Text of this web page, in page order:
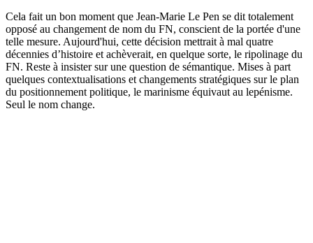
Cela fait un bon moment que Jean-Marie Le Pen se dit totalement
opposé au changement de nom du FN, conscient de la portée d'une
telle mesure. Aujourd'hui, cette décision mettrait à mal quatre
décennies d’histoire et achèverait, en quelque sorte, le ripolinage du
FN. Reste à insister sur une question de sémantique. Mises à part
quelques contextualisations et changements stratégiques sur le plan
du positionnement politique, le marinisme équivaut au lepénisme.
Seul le nom change.